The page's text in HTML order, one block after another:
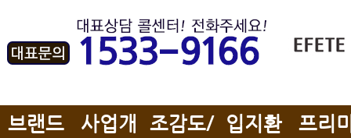
브랜드
사업개
조감도/
입지환
프리